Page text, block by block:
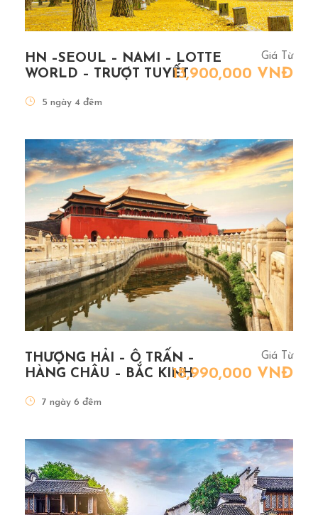
HN –SEOUL – NAMI – LOTTE
WORLD – TRƯỢT TUYẾT
Giá Từ
13,900,000 VNĐ
5 ngày 4 đêm
THƯỢNG HẢI – Ô TRẤN –
HÀNG CHÂU – BẮC KINH
Giá Từ
18,990,000 VNĐ
7 ngày 6 đêm